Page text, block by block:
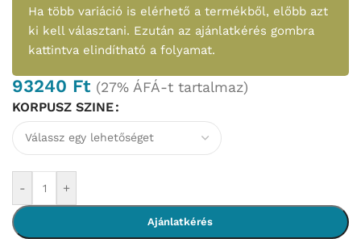
Ha több variáció is elérhető a termékből, előbb azt
ki kell választani. Ezután az ajánlatkérés gombra
kattintva elindítható a folyamat.
93240 Ft (27% ÁFÁ-t tartalmaz)
KORPUSZ SZINE
- +
Ajánlatkérés